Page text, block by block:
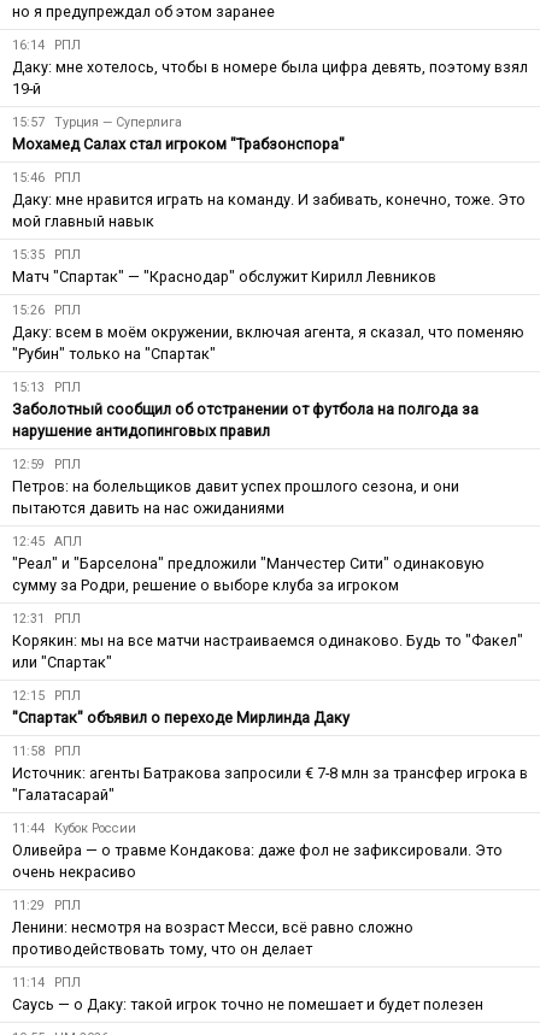
но я предупреждал об этом заранее
16:14 РПЛ
Даку: мне хотелось, чтобы в номере была цифра девять, поэтому взял
19-й
15:57 Турция — Суперлига
Мохамед Салах стал игроком "Трабзонспора"
15:46 РПЛ
Даку: мне нравится играть на команду. И забивать, конечно, тоже. Это
мой главный навык
15:35 РПЛ
Матч "Спартак" — "Краснодар" обслужит Кирилл Левников
15:26 РПЛ
Даку: всем в моём окружении, включая агента, я сказал, что поменяю
"Рубин" только на "Спартак"
15:13 РПЛ
Заболотный сообщил об отстранении от футбола на полгода за
нарушение антидопинговых правил
12:59 РПЛ
Петров: на болельщиков давит успех прошлого сезона, и они
пытаются давить на нас ожиданиями
12:45 АПЛ
"Реал" и "Барселона" предложили "Манчестер Сити" одинаковую
сумму за Родри, решение о выборе клуба за игроком
12:31 РПЛ
Корякин: мы на все матчи настраиваемся одинаково. Будь то "Факел"
или "Спартак"
12:15 РПЛ
"Спартак" объявил о переходе Мирлинда Даку
11:58 РПЛ
Источник: агенты Батракова запросили € 7-8 млн за трансфер игрока в
"Галатасарай"
11:44 Кубок России
Оливейра — о травме Кондакова: даже фол не зафиксировали. Это
очень некрасиво
11:29 РПЛ
Ленини: несмотря на возраст Месси, всё равно сложно
противодействовать тому, что он делает
11:14 РПЛ
Саусь — о Даку: такой игрок точно не помешает и будет полезен